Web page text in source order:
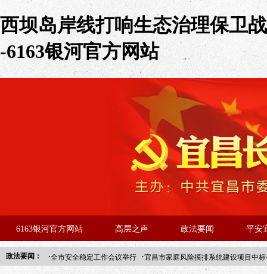
西坝岛岸线打响生态治理保卫战
-6163银河官方网站
6163银河官方网站 高层之声 政法要闻 平安
政法要闻： ·全市安全稳定工作会议举行 ·宜昌市家庭风险摸排系统建设项目中